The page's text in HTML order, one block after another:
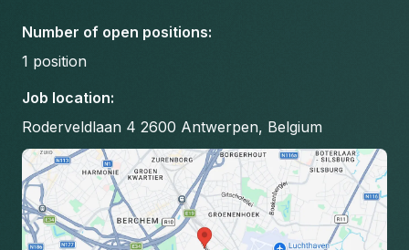
Number of open positions:
1 position
Job location:
Roderveldlaan 4 2600 Antwerpen, Belgium